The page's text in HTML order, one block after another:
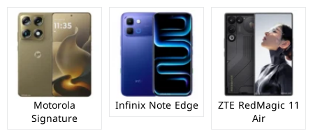
ZTE RedMagic 11
Air
Infinix Note Edge
Motorola
Signature